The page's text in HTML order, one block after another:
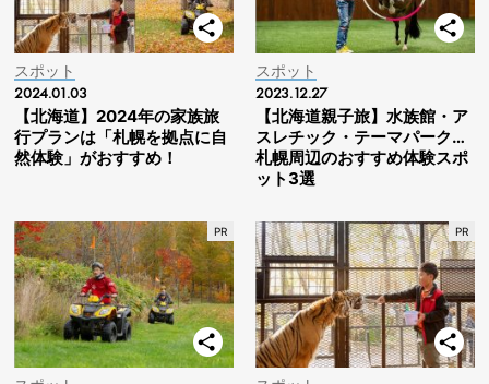
スポット
2024.01.03
【北海道】2024年の家族旅
行プランは「札幌を拠点に自
然体験」がおすすめ！
スポット
2023.12.27
【北海道親子旅】水族館・ア
スレチック・テーマパーク…
札幌周辺のおすすめ体験スポ
ット3選